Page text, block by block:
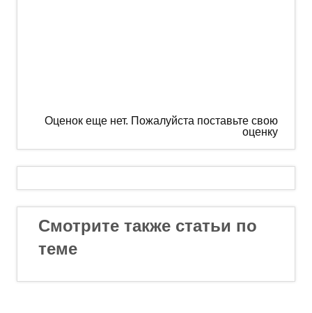
Оценок еще нет. Пожалуйста поставьте свою
оценку
Смотрите также статьи по
теме